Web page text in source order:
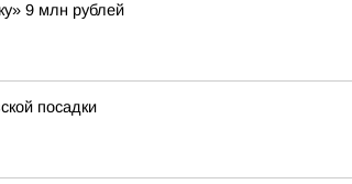
9 млн рублей
посадки